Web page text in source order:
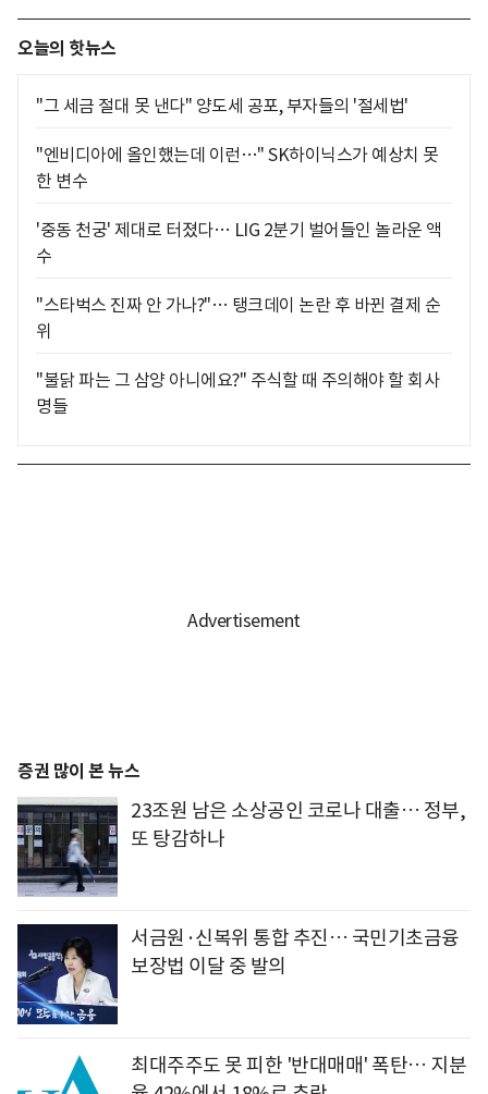
오늘의 핫뉴스
"그 세금 절대 못 낸다" 양도세 공포, 부자들의 '절세법'
"엔비디아에 올인했는데 이런…" SK하이닉스가 예상치 못
한 변수
'중동 천궁' 제대로 터졌다… LIG 2분기 벌어들인 놀라운 액
수
"스타벅스 진짜 안 가나?"… 탱크데이 논란 후 바뀐 결제 순
위
"불닭 파는 그 삼양 아니에요?" 주식할 때 주의해야 할 회사
명들
증권 많이 본 뉴스
23조원 남은 소상공인 코로나 대출… 정부,
또 탕감하나
서금원·신복위 통합 추진… 국민기초금융
보장법 이달 중 발의
최대주주도 못 피한 '반대매매' 폭탄… 지분